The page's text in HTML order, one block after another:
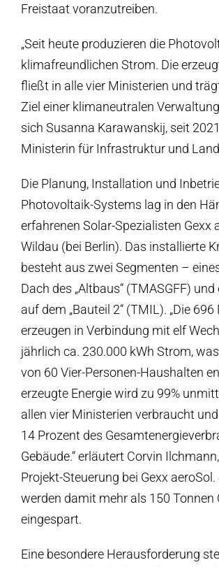
Freistaat voranzutreiben.
„Seit heute produzieren die
klimafreundlichen Strom. Die
fließt in alle vier Ministerien und
Ziel einer klimaneutralen
sich Susanna Karawanskij, seit
Ministerin für Infrastruktur und
Die Planung, Installation und
Photovoltaik-Systems lag in den
erfahrenen Solar-Spezialisten Gexx
Wildau (bei Berlin). Das installierte
besteht aus zwei Segmenten –
Dach des „Altbaus“ (TMASGFF)
auf dem „Bauteil 2“ (TMIL). „Die
erzeugen in Verbindung mit elf
jährlich ca. 230.000 kWh Strom,
von 60 Vier-Personen-Haushalten
erzeugte Energie wird zu 99%
allen vier Ministerien verbraucht
14 Prozent des
Gebäude.“ erläutert Corvin
Projekt-Steuerung bei Gexx
werden damit mehr als 150 Tonnen
eingespart.
Eine besondere Herausforderung